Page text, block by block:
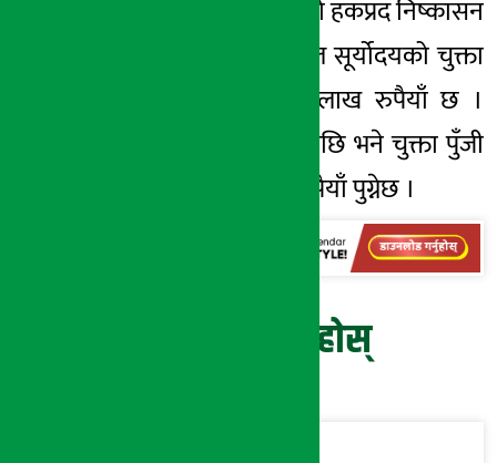
लाख रुपैयाँ बराबरको हकप्रद निष्कासन
गर्न लागेको हो । हाल सूर्योदयको चुक्ता
पुँजी ४ करोड ७६ लाख रुपैयाँ छ ।
७०% हकप्रद बिक्रीपछि भने चुक्ता पुँजी
७ करोड ५६ लाख रुपैयाँ पुग्नेछ ।
प्रतिक्रिया दिनुहोस्